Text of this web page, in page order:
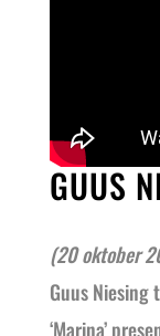
GUUS
(20 oktober
Guus Niesing
‘Marina’